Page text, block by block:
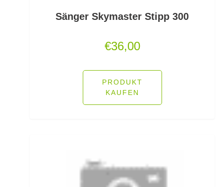
Sänger Skymaster Stipp 300
€36,00
PRODUKT
KAUFEN
Friedfischruten
Geflochtene Schnüre
Grundfutter Friedfisch